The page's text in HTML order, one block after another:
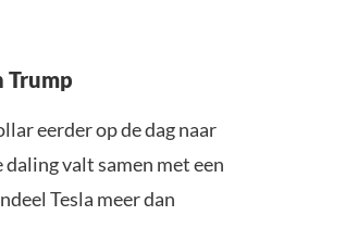
Trump
eerder op de dag naar
valt samen met een
Tesla meer dan